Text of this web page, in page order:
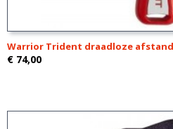
Warrior Trident draadloze
€ 74,00